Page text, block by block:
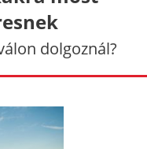
dolgoznál?